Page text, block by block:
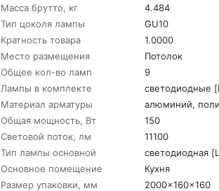
Масса брутто, кг
4.484
Тип цоколя лампы
GU10
Кратность товара
1.0000
Место размещения
Потолок
Общее кол-во ламп
9
Лампы в комплекте
светодиодные
Материал арматуры
алюминий,
Общая мощность, Вт
150
Световой поток, лм
11100
Тип лампы основной
светодиодная
Основное помещение
Кухня
Размер упаковки, мм
2000x160x160